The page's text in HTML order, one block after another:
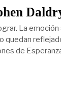
La emoción
quedan
de